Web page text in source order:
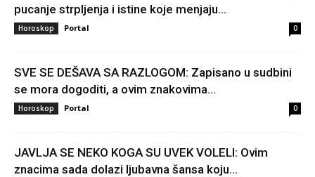
pucanje strpljenja i istine koje menjaju...
Horoskop Portal 0
SVE SE DEŠAVA SA RAZLOGOM: Zapisano u sudbini
se mora dogoditi, a ovim znakovima...
Horoskop Portal 0
JAVLJA SE NEKO KOGA SU UVEK VOLELI: Ovim
znacima sada dolazi ljubavna šansa koju...